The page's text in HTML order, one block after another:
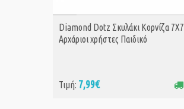
ΑΓΟΡΑ
Diamond Dotz Σκυλάκι Κορνίζα 7Χ7
Αρχάριοι χρήστες Παιδικό
Τιμή: 7,99€